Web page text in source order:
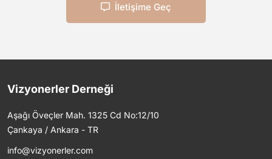
İletişime Geç
Vizyonerler Derneği
Aşağı Öveçler Mah. 1325 Cd No:12/10
Çankaya / Ankara - TR
info@vizyonerler.com